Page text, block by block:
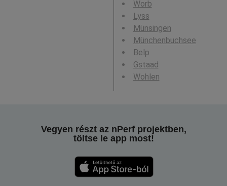
Worb
Lyss
Münsingen
Münchenbuchsee
Belp
Gstaad
Wohlen
Vegyen részt az nPerf projektben,
töltse le app most!